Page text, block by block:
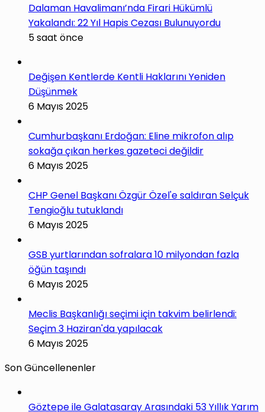
Dalaman Havalimanı’nda Firari Hükümlü
Yakalandı: 22 Yıl Hapis Cezası Bulunuyordu
5 saat önce
Değişen Kentlerde Kentli Haklarını Yeniden
Düşünmek
6 Mayıs 2025
Cumhurbaşkanı Erdoğan: Eline mikrofon alıp
sokağa çıkan herkes gazeteci değildir
6 Mayıs 2025
CHP Genel Başkanı Özgür Özel'e saldıran Selçuk
Tengioğlu tutuklandı
6 Mayıs 2025
GSB yurtlarından sofralara 10 milyondan fazla
öğün taşındı
6 Mayıs 2025
Meclis Başkanlığı seçimi için takvim belirlendi:
Seçim 3 Haziran'da yapılacak
6 Mayıs 2025
Son Güncellenenler
Göztepe ile Galatasaray Arasındaki 53 Yıllık Yarım